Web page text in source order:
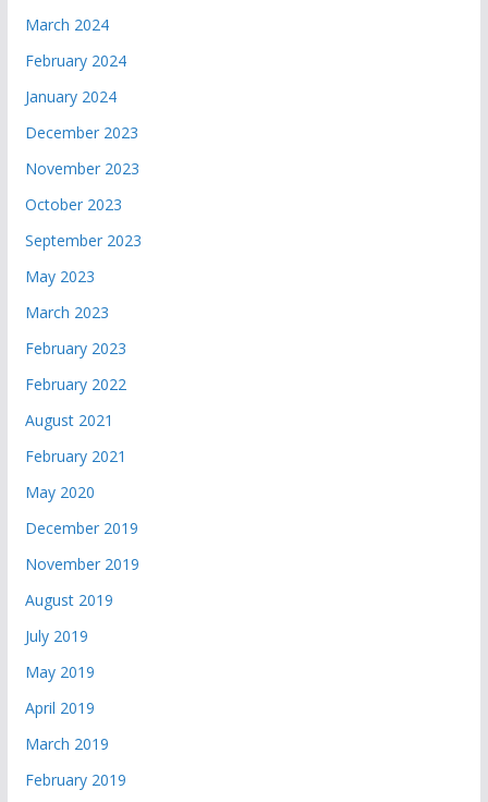
March 2024
February 2024
January 2024
December 2023
November 2023
October 2023
September 2023
May 2023
March 2023
February 2023
February 2022
August 2021
February 2021
May 2020
December 2019
November 2019
August 2019
July 2019
May 2019
April 2019
March 2019
February 2019